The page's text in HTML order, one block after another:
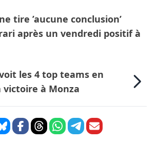
tire ’aucune conclusion’
après un vendredi positif à
les 4 top teams en
à Monza